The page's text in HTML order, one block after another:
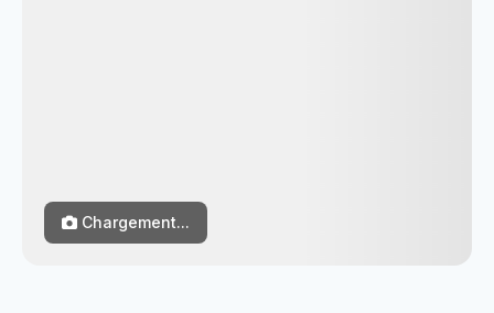
Chargement...